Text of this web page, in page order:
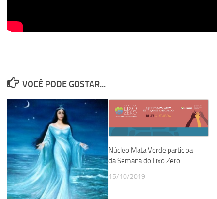
VOCÊ PODE GOSTAR...
Núcleo Mata Verde participa
da Semana do Lixo Zero
15/10/2019